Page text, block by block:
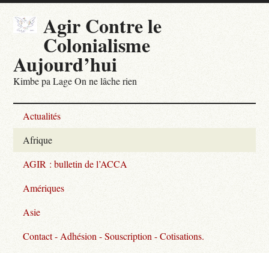
Agir Contre le
Colonialisme
Aujourd’hui
Kimbe pa Lage On ne lâche rien
Actualités
Afrique
AGIR : bulletin de l’ACCA
Amériques
Asie
Contact - Adhésion - Souscription - Cotisations.